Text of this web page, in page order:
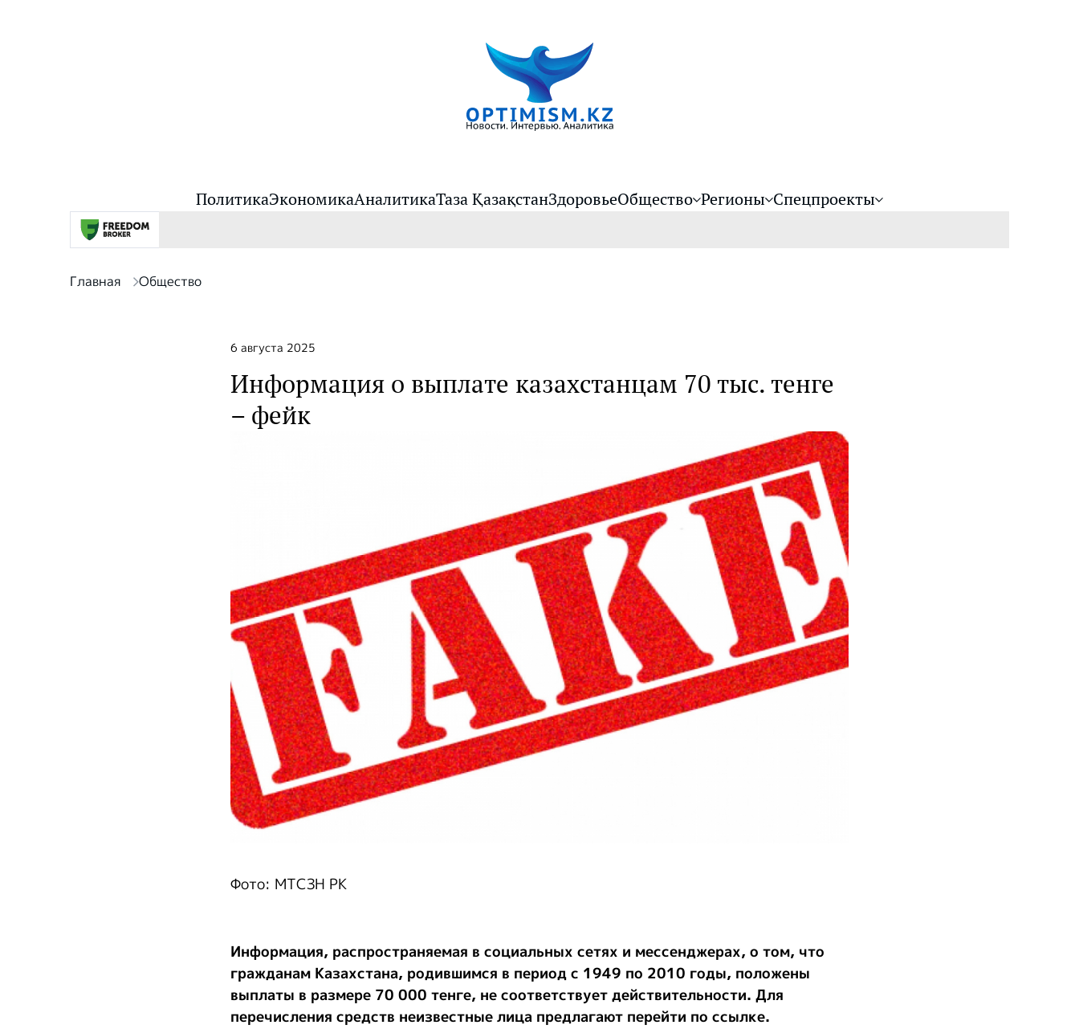
ПолитикаЭкономикаАналитикаТаза ҚазақстанЗдоровьеОбщество Регионы Спецпроекты
Главная Общество
6 августа 2025
Информация о выплате казахстанцам 70 тыс. тенге
– фейк
Фото: МТСЗН РК
Информация, распространяемая в социальных сетях и мессенджерах, о том, что
гражданам Казахстана, родившимся в период с 1949 по 2010 годы, положены
выплаты в размере 70 000 тенге, не соответствует действительности. Для
перечисления средств неизвестные лица предлагают перейти по ссылке.